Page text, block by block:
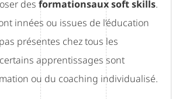
des formationsaux soft skills.
innées ou issues de l’éducation
présentes chez tous les
apprentissages sont
ou du coaching individualisé.